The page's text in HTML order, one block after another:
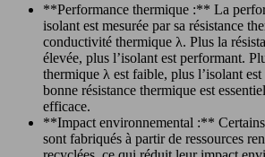
**Performance thermique :** La
isolant est mesurée par sa résistance
conductivité thermique λ. Plus la
élevée, plus l’isolant est performant.
thermique λ est faible, plus l’isolant
bonne résistance thermique est
efficace.
**Impact environnemental :**
sont fabriqués à partir de ressources